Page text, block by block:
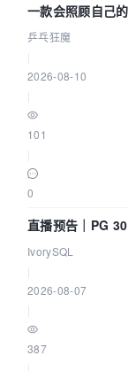
一款会照顾自己
乒乓狂魔
2026-08-10
101
0
直播预告｜PG
IvorySQL
2026-08-07
387